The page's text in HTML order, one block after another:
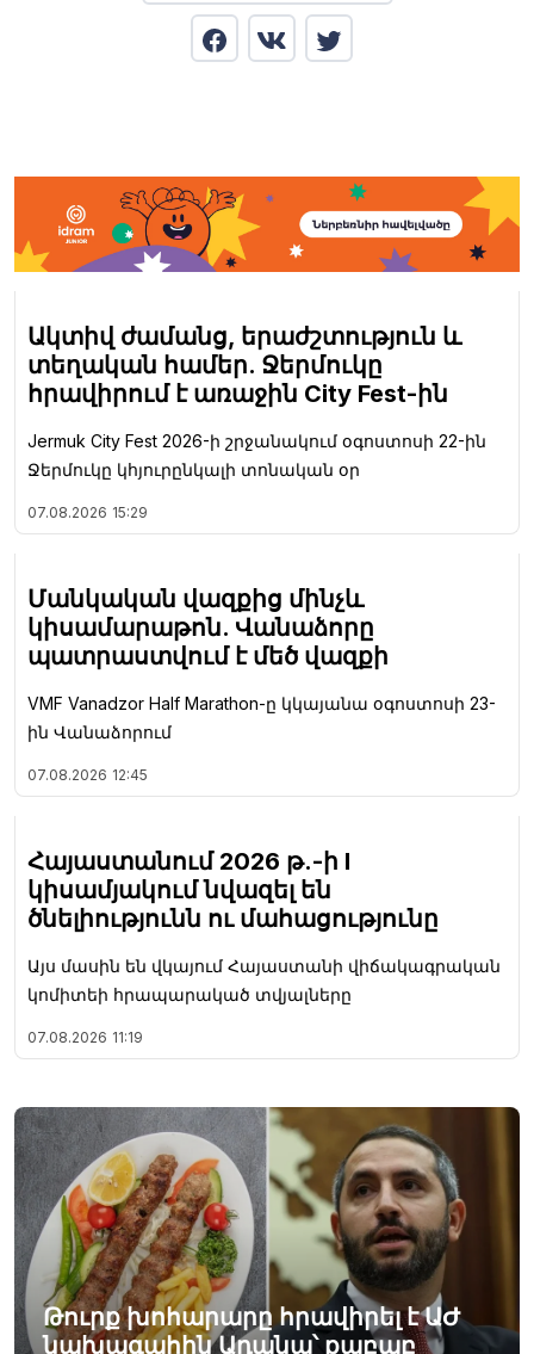
Ակտիվ ժամանց, երաժշտություն և
տեղական համեր. Ջերմուկը
հրավիրում է առաջին City Fest-ին
Jermuk City Fest 2026-ի շրջանակում օգոստոսի 22-ին
Ջերմուկը կհյուրընկալի տոնական օր
07.08.2026 15:29
Մանկական վազքից մինչև
կիսամարաթոն. Վանաձորը
պատրաստվում է մեծ վազքի
VMF Vanadzor Half Marathon-ը կկայանա օգոստոսի 23-
ին Վանաձորում
07.08.2026 12:45
Հայաստանում 2026 թ.-ի I
կիսամյակում նվազել են
ծնելիությունն ու մահացությունը
Այս մասին են վկայում Հայաստանի վիճակագրական
կոմիտեի հրապարակած տվյալները
07.08.2026 11:19
Թուրք խոհարարը հրավիրել է ԱԺ
նախագահին Ադանա՝ քաբաբ